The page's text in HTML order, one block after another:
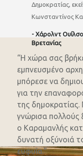
Δημοκρατίας,
Κωνσταντίνος
- Χάρολντ
Βρετανίας
“Η χώρα σας
εμπνευσμένο
μπόρεσε να
για την
της δημοκρατίας.
γνώρισα πολλούς
ο Καραμανλής
δυνατή οξύνοιά
ευφυΐα.”